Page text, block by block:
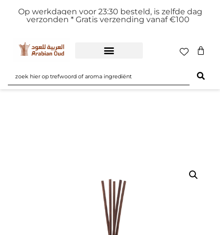
Op werkdagen voor 23:30 besteld, is zelfde dag
verzonden * Gratis verzending vanaf €100